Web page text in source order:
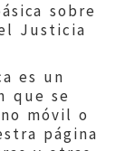
sobre
Justicia
es un
que se
móvil o
página